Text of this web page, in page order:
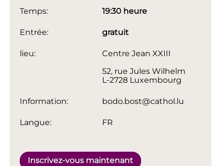
Temps: 19:30 heure
Entrée: gratuit
lieu:
Centre Jean XXIII
52, rue Jules Wilhelm
L-2728 Luxembourg
Information: bodo.bost@cathol.lu
Langue: FR
Inscrivez-vous maintenant